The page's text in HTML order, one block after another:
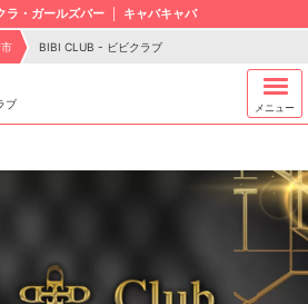
ラ・ガールズバー キャバキャバ
BIBI CLUB - ビビクラブ
ブ メニュー